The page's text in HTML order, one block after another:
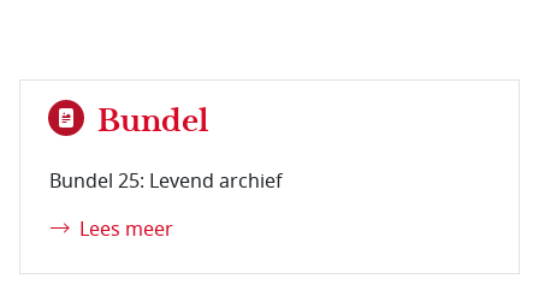
Bundel
Bundel 25: Levend archief
Lees meer